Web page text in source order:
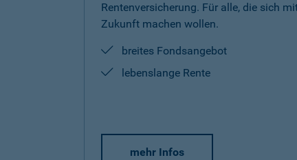
Rentenversicherung. Für alle, die sich
Zukunft machen wollen.
breites Fondsangebot
lebenslange Rente
mehr Infos